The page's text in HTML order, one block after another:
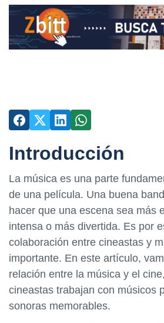
Introducción
La música es una parte
de una película. Una buena
hacer que una escena sea más
intensa o más divertida. Es por
colaboración entre cineastas y
importante. En este artículo,
relación entre la música y el
cineastas trabajan con músicos
sonoras memorables.